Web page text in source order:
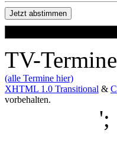
TV-Termine
(alle Termine hier)
XHTML 1.0 Transitional &
vorbehalten.
';